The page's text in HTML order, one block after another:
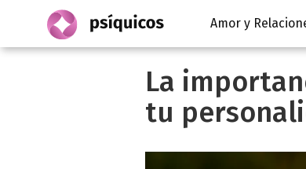
Amor y
La
tu